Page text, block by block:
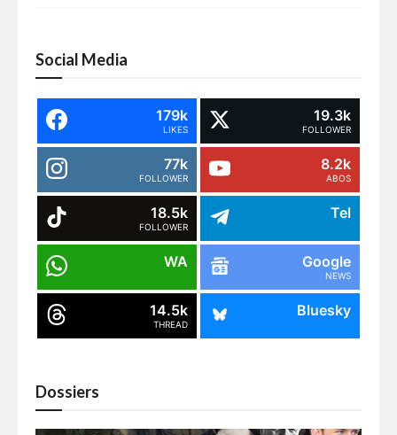
Social Media
179k
LIKES
19.3k
FOLLOWER
77k
FOLLOWER
8.2k
ABOS
18.5k
FOLLOWER
Tel
WA Google
NEWS
14.5k
THREAD
Bluesky
Dossiers